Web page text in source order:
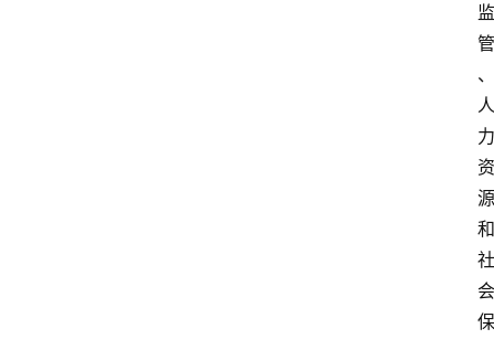
监
管
、
人
力
资
源
和
社
会
保